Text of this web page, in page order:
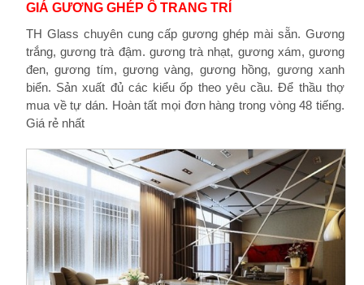
GIÁ GƯƠNG GHÉP Ô TRANG TRÍ
TH Glass chuyên cung cấp gương ghép mài sẵn. Gương
trắng, gương trà đậm. gương trà nhạt, gương xám, gương
đen, gương tím, gương vàng, gương hồng, gương xanh
biển. Sản xuất đủ các kiểu ốp theo yêu cầu. Để thầu thợ
mua về tự dán. Hoàn tất mọi đơn hàng trong vòng 48 tiếng.
Giá rẻ nhất